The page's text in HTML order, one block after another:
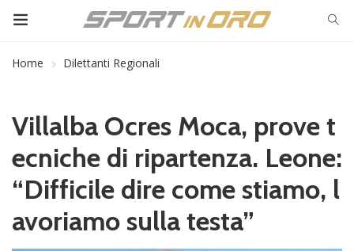
Home Dilettanti Regionali
Villalba Ocres Moca, prove t
ecniche di ripartenza. Leone:
“Difficile dire come stiamo, l
avoriamo sulla testa”